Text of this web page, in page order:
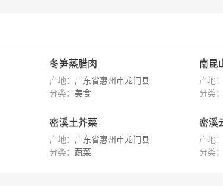
冬笋蒸腊肉
产地： 广东省惠州市龙门县
分类： 美食
南昆
产地：
分类
密溪土芥菜
产地： 广东省惠州市龙门县
分类： 蔬菜
密溪
产地：
分类